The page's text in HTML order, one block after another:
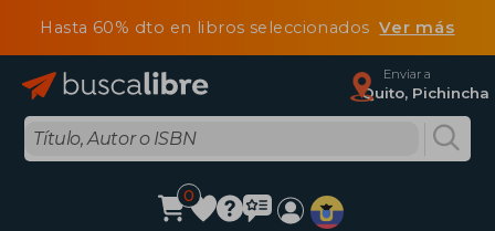
Hasta 60% dto en libros seleccionadosVer más
Enviar a
Quito, Pichincha
0